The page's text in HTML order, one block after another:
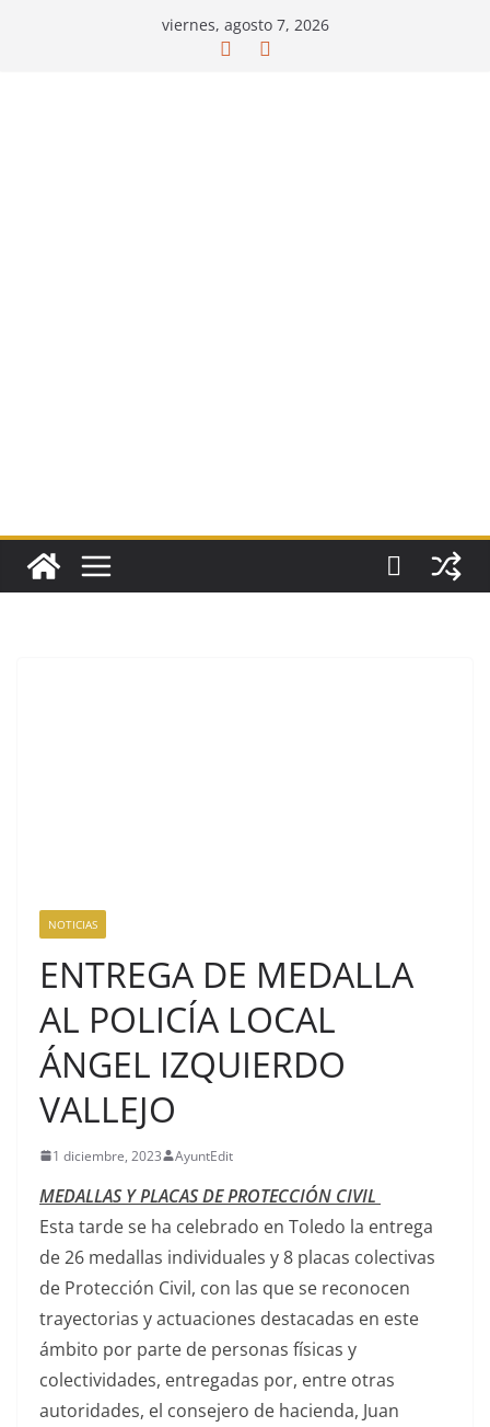
viernes, agosto 7, 2026
NOTICIAS
ENTREGA DE MEDALLA
AL POLICÍA LOCAL
ÁNGEL IZQUIERDO
VALLEJO
1 diciembre, 2023 AyuntEdit
MEDALLAS Y PLACAS DE PROTECCIÓN CIVIL
Esta tarde se ha celebrado en Toledo la entrega
de 26 medallas individuales y 8 placas colectivas
de Protección Civil, con las que se reconocen
trayectorias y actuaciones destacadas en este
ámbito por parte de personas físicas y
colectividades, entregadas por, entre otras
autoridades, el consejero de hacienda, Juan